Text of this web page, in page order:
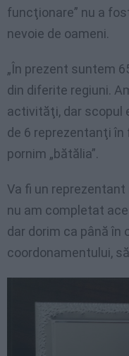
funcţionare” nu a
nevoie de oameni.
„În prezent suntem
din diferite regiuni.
activităţi, dar scopul
de 6 reprezentanţi în
pornim „bătălia”.
Va fi un
nu am completat
dar dorim ca până în
coordonamentului,